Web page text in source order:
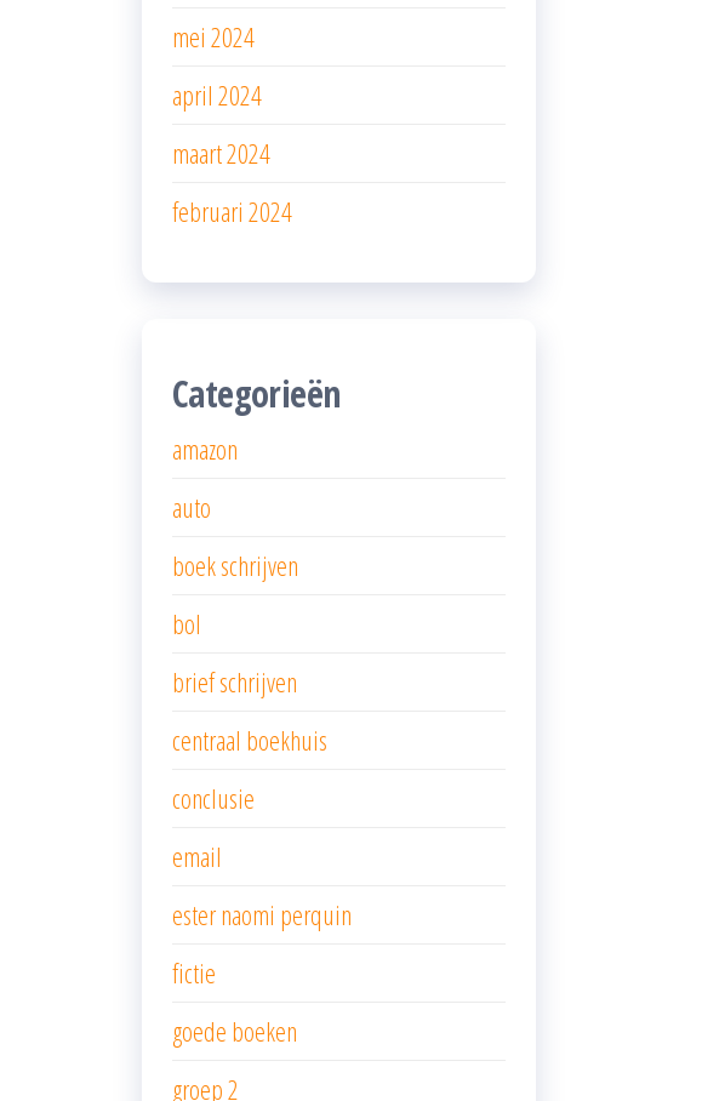
mei 2024
april 2024
maart 2024
februari 2024
Categorieën
amazon
auto
boek schrijven
bol
brief schrijven
centraal boekhuis
conclusie
email
ester naomi perquin
fictie
goede boeken
groep 2